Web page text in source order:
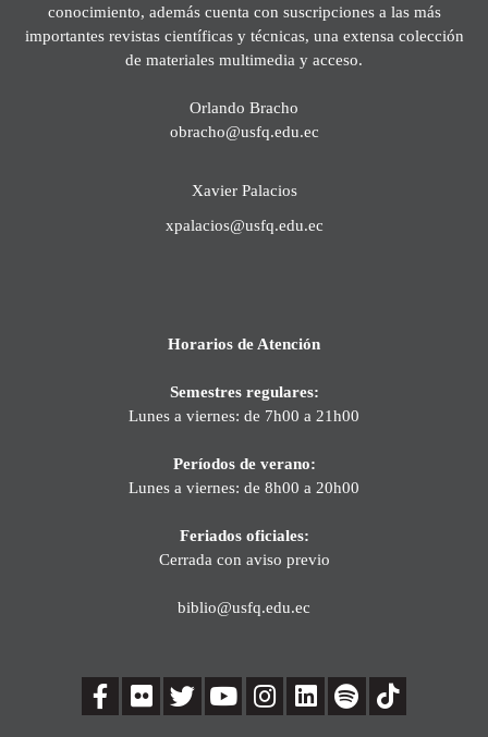
conocimiento, además cuenta con suscripciones a las más
importantes revistas científicas y técnicas, una extensa colección
de materiales multimedia y acceso.
Orlando Bracho
obracho@usfq.edu.ec
Xavier Palacios
xpalacios@usfq.edu.ec
Horarios de Atención
Semestres regulares:
Lunes a viernes: de 7h00 a 21h00
Períodos de verano:
Lunes a viernes: de 8h00 a 20h00
Feriados oficiales:
Cerrada con aviso previo
biblio@usfq.edu.ec